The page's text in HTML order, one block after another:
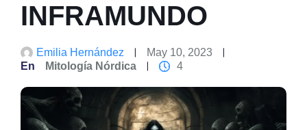
INFRAMUNDO
Emilia Hernández
May 10, 2023
En
Mitología Nórdica 4